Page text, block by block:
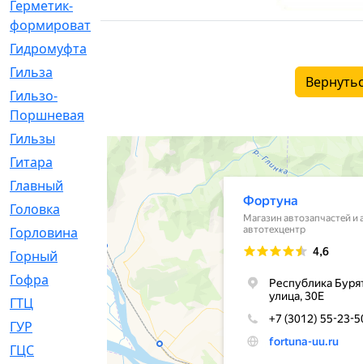
Герметик-
формирователь
Гидромуфта
Гильза
Гильзо-
Поршневая
Гильзы
[259]
Гитара
[7]
Главный
Головка
[28]
Горловина
[14]
Горный
[1]
Гофра
[86]
ГТЦ
[96]
ГУР
[34]
ГЦC
[6]